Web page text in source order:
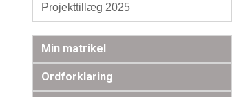
Projekttillæg 2025
Min matrikel
Ordforklaring